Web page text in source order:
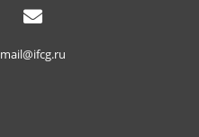
mail@ifcg.ru